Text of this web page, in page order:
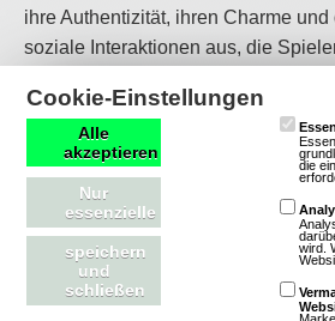
ihre Authentizität, ihren Charme und
soziale Interaktionen aus, die
lassen. Unkommerzielle Spiele sind
eine authentische und ungestörte
und sich in einer Welt voller
Herausforderungen verlieren
Sport-Spiele
Sportspiele bieten eine breite
Cookie-Einstellungen
Alle
akzeptieren
Nur
essenzielle
speichern
und
schließen
die
wird.